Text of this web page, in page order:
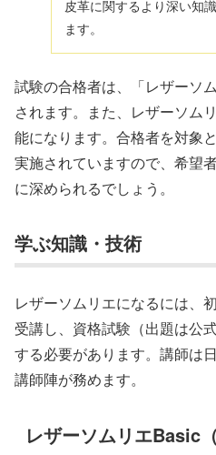
皮革に関するより深い知
ます。
試験の合格者は、「レザーソ
されます。また、レザーソム
能になります。合格者を対象
実施されていますので、希望
に深められるでしょう。
学ぶ知識・技術
レザーソムリエになるには、
受講し、資格試験（出題は公
する必要があります。講師は
講師陣が務めます。
レザーソムリエBasic（